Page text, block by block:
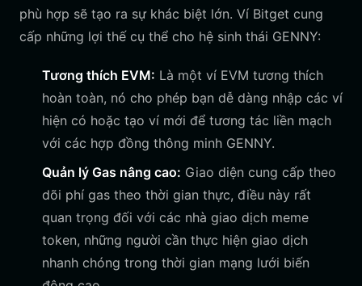
phù hợp sẽ tạo ra sự khác biệt lớn. Ví Bitget cung
cấp những lợi thế cụ thể cho hệ sinh thái GENNY:
Tương thích EVM: Là một ví EVM tương thích
hoàn toàn, nó cho phép bạn dễ dàng nhập các ví
hiện có hoặc tạo ví mới để tương tác liền mạch
với các hợp đồng thông minh GENNY.
Quản lý Gas nâng cao: Giao diện cung cấp theo
dõi phí gas theo thời gian thực, điều này rất
quan trọng đối với các nhà giao dịch meme
token, những người cần thực hiện giao dịch
nhanh chóng trong thời gian mạng lưới biến